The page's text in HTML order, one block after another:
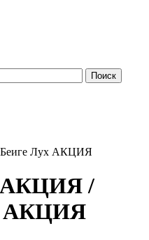
Луx АКЦИЯ
АКЦИЯ /
АКЦИЯ